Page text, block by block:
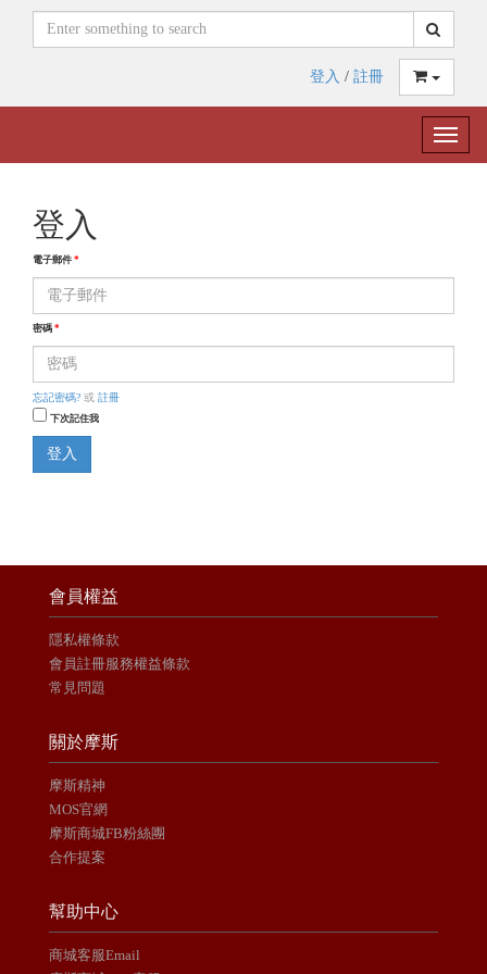
登入 / 註冊
Toggle
登入
電子郵件 *
密碼 *
忘記密碼? 或 註冊
下次記住我
登入
會員權益
隱私權條款
會員註冊服務權益條款
常見問題
關於摩斯
摩斯精神
MOS官網
摩斯商城FB粉絲團
合作提案
幫助中心
商城客服Email